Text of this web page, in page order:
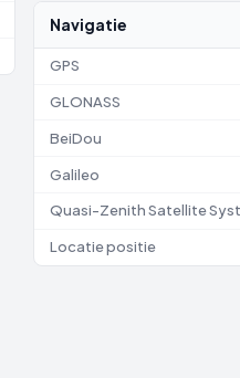
Navigatie
GPS
GLONASS
BeiDou
Galileo
Quasi-Zenith Satellite
Locatie positie